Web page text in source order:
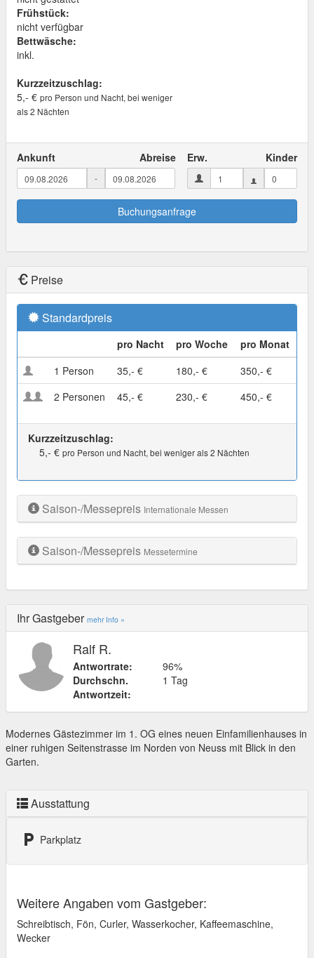
Frühstück:
nicht verfügbar
Bettwäsche:
inkl.
Kurzzeitzuschlag:
5,- € pro Person und Nacht, bei weniger
als 2 Nächten
Ankunft Abreise
-
Erw. Kinder
Buchungsanfrage
Preise
Standardpreis
pro Nacht pro Woche
pro Monat
1 Person
35,- € 180,- €
350,- €
2 Personen
45,- € 230,- € 450,- €
Kurzzeitzuschlag:
5,- € pro Person und Nacht, bei weniger als 2 Nächten
Saison-/Messepreis Internationale Messen
Saison-/Messepreis Messetermine
Ihr Gastgeber mehr Info »
Ralf R.
Antwortrate:
96%
Durchschn.
Antwortzeit:
1 Tag
Modernes Gästezimmer im 1. OG eines neuen Einfamilienhauses in
einer ruhigen Seitenstrasse im Norden von Neuss mit Blick in den
Garten.
Ausstattung
local_parking Parkplatz
Weitere Angaben vom Gastgeber:
Schreibtisch, Fön, Curler, Wasserkocher, Kaffeemaschine,
Wecker